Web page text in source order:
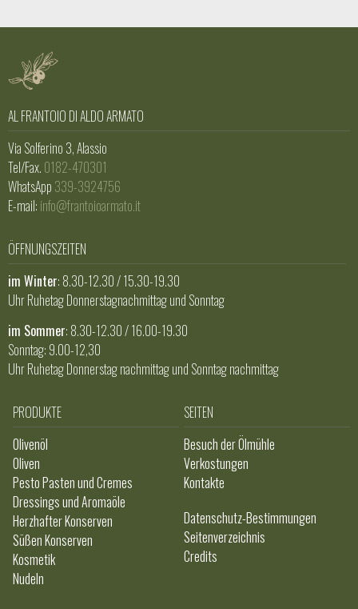
AL FRANTOIO DI ALDO ARMATO
Via Solferino 3, Alassio
Tel/Fax. 0182-470301
WhatsApp 339-3924756
E-mail: info@frantoioarmato.it
ÖFFNUNGSZEITEN
im Winter: 8.30-12.30 / 15.30-19.30
Uhr Ruhetag Donnerstagnachmittag und Sonntag
im Sommer: 8.30-12.30 / 16.00-19.30
Sonntag: 9.00-12,30
Uhr Ruhetag Donnerstag nachmittag und Sonntag nachmittag
PRODUKTE
Olivenöl
Oliven
Pesto Pasten und Cremes
Dressings und Aromaöle
Herzhafter Konserven
Süßen Konserven
Kosmetik
Nudeln
SEITEN
Besuch der Ölmühle
Verkostungen
Kontakte
Datenschutz-Bestimmungen
Seitenverzeichnis
Credits